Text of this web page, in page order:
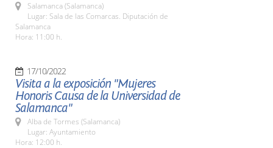
Salamanca (Salamanca)
Lugar: Sala de las Comarcas. Diputación de
Salamanca
Hora: 11:00 h.
17/10/2022
Visita a la exposición "Mujeres
Honoris Causa de la Universidad de
Salamanca"
Alba de Tormes (Salamanca)
Lugar: Ayuntamiento
Hora: 12:00 h.